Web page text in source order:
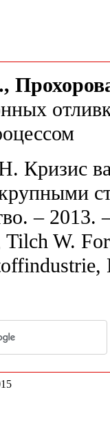
Кризис
–
W.